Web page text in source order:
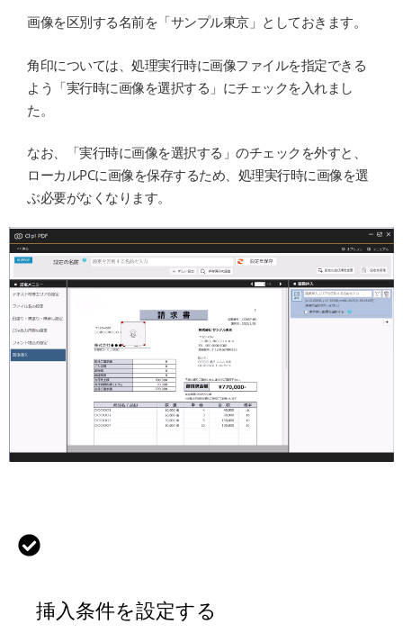
画像を区別する名前を「サンプル東京」としておきます。
角印については、処理実行時に画像ファイルを指定できる
よう「実行時に画像を選択する」にチェックを入れまし
た。
なお、「実行時に画像を選択する」のチェックを外すと、
ローカルPCに画像を保存するため、処理実行時に画像を選
ぶ必要がなくなります。
挿入条件を設定する